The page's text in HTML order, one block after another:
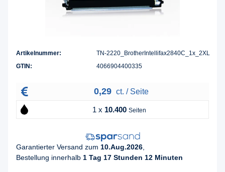
Artikelnummer:
TN-2220_BrotherIntellifax2840C_1x_2XL
GTIN:
4066904400335
0,29 ct. / Seite
1 x 10.400 Seiten
Garantierter Versand zum 10.Aug.2026
Bestellung innerhalb 1 Tag 17 Stunden 12 Minuten